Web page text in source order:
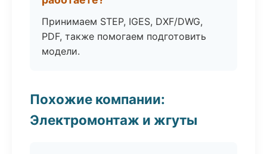
Принимаем STEP, IGES, DXF/DWG,
PDF, также помогаем подготовить
модели.
Похожие компании:
Электромонтаж и жгуты